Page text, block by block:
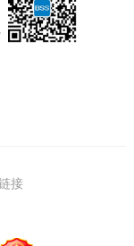
接